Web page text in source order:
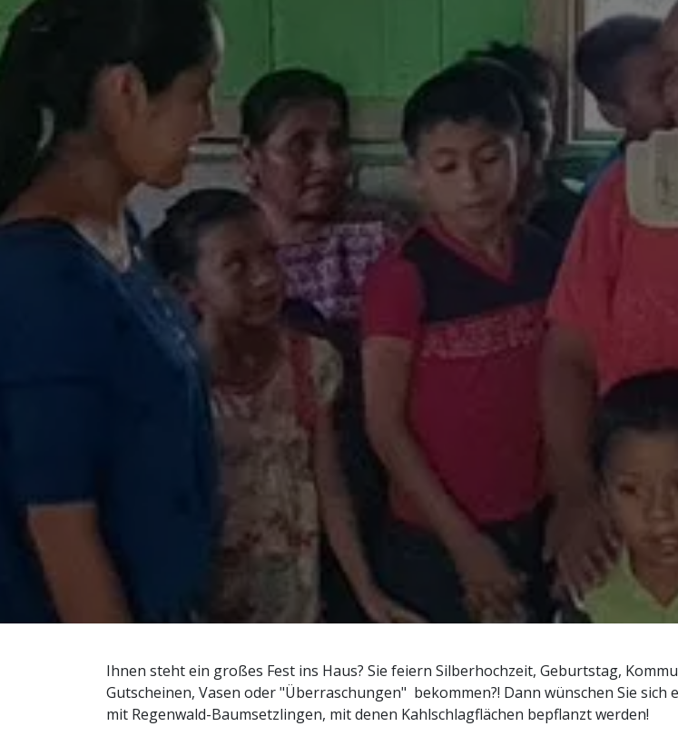
Ihnen steht ein großes Fest ins Haus? Sie feiern Silberhochzeit, Geburtstag,
Gutscheinen, Vasen oder "Überraschungen" bekommen?! Dann wünschen Sie
mit Regenwald-Baumsetzlingen, mit denen Kahlschlagflächen bepflanzt werden!